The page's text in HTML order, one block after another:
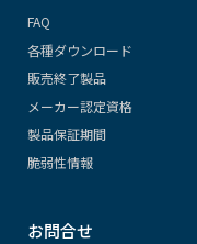
FAQ
各種ダウンロード
販売終了製品
メーカー認定資格
製品保証期間
脆弱性情報
お問合せ